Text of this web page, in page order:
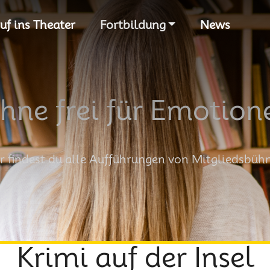
findest du alle Aufführungen von
frei für
ins Theater Fortbildung News
Krimi auf der Insel